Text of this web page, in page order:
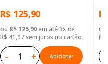
destacadas, com
índice, Capa Couro
Sintético Azul
R$ 125,90
ou R$ 125,90em até 3x de
R$ 41,97 sem juros no cartão
- + Adicionar
ou
R$